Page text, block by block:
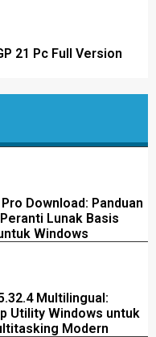
21 Pc Full Version
Download: Panduan
Lunak Basis
Windows
Multilingual:
Utility Windows untuk
Modern